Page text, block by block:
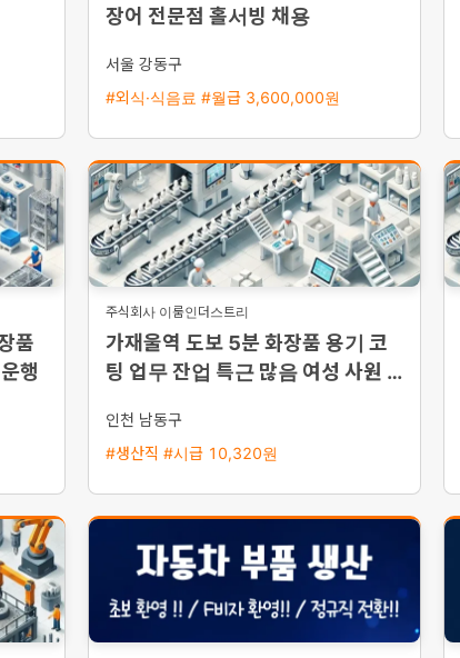
장어 전문점 홀서빙 채용
서울 강동구
#외식·식음료 #월급 3,600,000원
품
행
주식회사 이룸인더스트리
가재울역 도보 5분 화장품 용기 코
팅 업무 잔업 특근 많음 여성 사원 모
인천 남동구
#생산직 #시급 10,320원